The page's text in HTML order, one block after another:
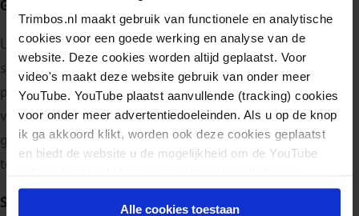
Trimbos.nl maakt gebruik van functionele en analytische
cookies voor een goede werking en analyse van de
website. Deze cookies worden altijd geplaatst. Voor
video's maakt deze website gebruik van onder meer
YouTube. YouTube plaatst aanvullende (tracking) cookies
voor onder meer advertentiedoeleinden. Als u op de knop
ik ga akkoord klikt, worden ook deze cookies geplaatst
en biedt de website u de mogelijkheid om de YouTube
intrekken.
Alle cookies toestaan
Genetische factoren
Uit onderzoek blijkt dat ook genetische factoren een rol
spelen bij de overdracht van een aantal
psychische stoornissen zoals depressie en alcoholisme
van ouder op kind (transgenerationele overdracht). De
genetische risicofactor leidt echter niet per definitie
tot een stoornis.
Stress